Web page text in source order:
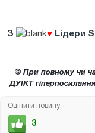
З ♥ Lідери
© При повному чи
ДУІКТ
Оцінити новину:
3